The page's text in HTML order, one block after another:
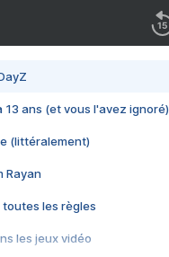
13 ans (et vous l'avez ignoré)
(littéralement)
Rayan
toutes les règles
les jeux vidéo